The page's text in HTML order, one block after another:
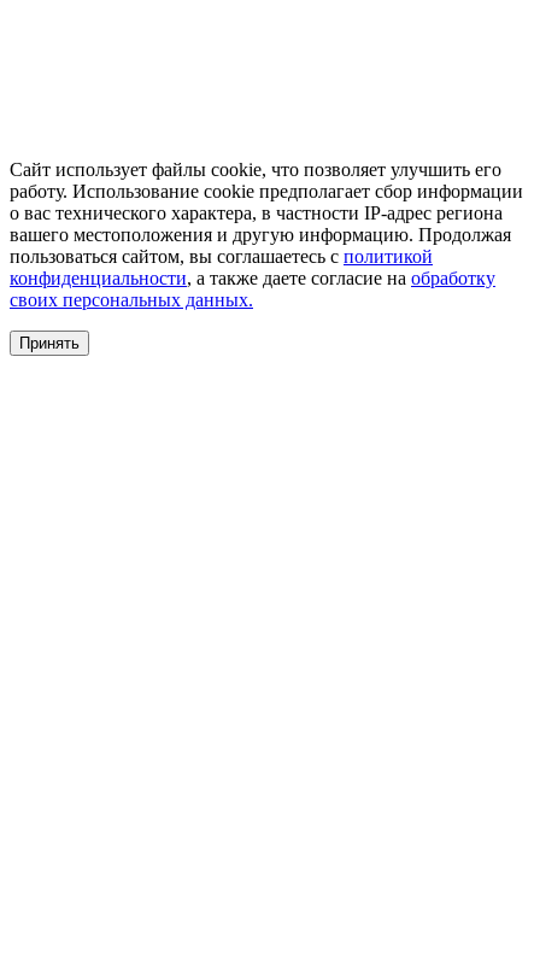
Сайт использует файлы cookie, что позволяет улучшить его
работу. Использование cookie предполагает сбор информации
о вас технического характера, в частности IP-адрес региона
вашего местоположения и другую информацию. Продолжая
пользоваться сайтом, вы соглашаетесь с политикой
конфиденциальности, а также даете согласие на обработку
своих персональных данных.
Принять